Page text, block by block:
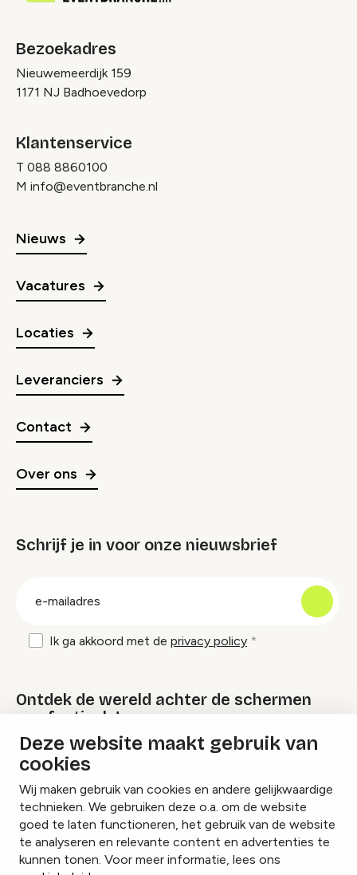
Deze website maakt gebruik van
cookies
Wij maken gebruik van cookies en andere gelijkwaardige
technieken. We gebruiken deze o.a. om de website
goed te laten functioneren, het gebruik van de website
te analyseren en relevante content en advertenties te
kunnen tonen. Voor meer informatie, lees ons
Bezoekadres
Nieuwemeerdijk 159
1171 NJ Badhoevedorp
Klantenservice
T 088 8860100
M info@eventbranche.nl
Nieuws
Vacatures
Locaties
Leveranciers
Contact
Over ons
Schrijf je in voor onze nieuwsbrief
Ik ga akkoord met de privacy policy
Ontdek de wereld achter de schermen
van festivals!
Lees onze Festival Specials
InstagramFacebookLinkedIn